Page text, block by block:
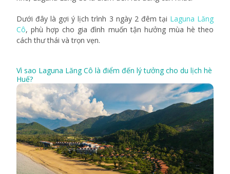
Dưới đây là gợi ý lịch trình 3 ngày 2 đêm tại Laguna Lăng
Cô, phù hợp cho gia đình muốn tận hưởng mùa hè theo
cách thư thái và trọn vẹn.
Vì sao Laguna Lăng Cô là điểm đến lý tưởng cho du lịch hè
Huế?